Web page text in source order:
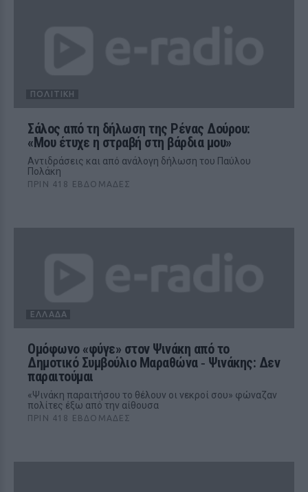
ΠΟΛΙΤΙΚΉ
Σάλος από τη δήλωση της Ρένας Δούρου:
«Μου έτυχε η στραβή στη βάρδια μου»
Αντιδράσεις και από ανάλογη δήλωση του Παύλου
Πολάκη
ΠΡΙΝ 418 ΕΒΔΟΜΆΔΕΣ
ΕΛΛΆΔΑ
Ομόφωνο «φύγε» στον Ψινάκη από το
Δημοτικό Συμβούλιο Μαραθώνα ‑ Ψινάκης: Δεν
παραιτούμαι
«Ψινάκη παραιτήσου το θέλουν οι νεκροί σου» φώναζαν
πολίτες έξω από την αίθουσα
ΠΡΙΝ 418 ΕΒΔΟΜΆΔΕΣ